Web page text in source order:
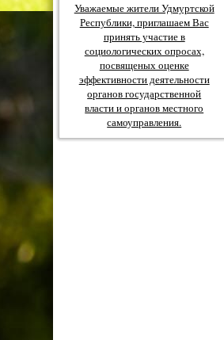
Уважаемые жители Удмуртской
Республики, приглашаем Вас
принять участие в
социологических опросах,
посвященых оценке
эффективности деятельности
органов государственной
власти и органов местного
самоуправления.